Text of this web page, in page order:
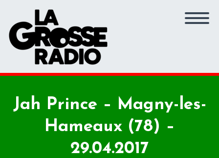
Jah Prince – Magny-les-
Hameaux (78) –
29.04.2017